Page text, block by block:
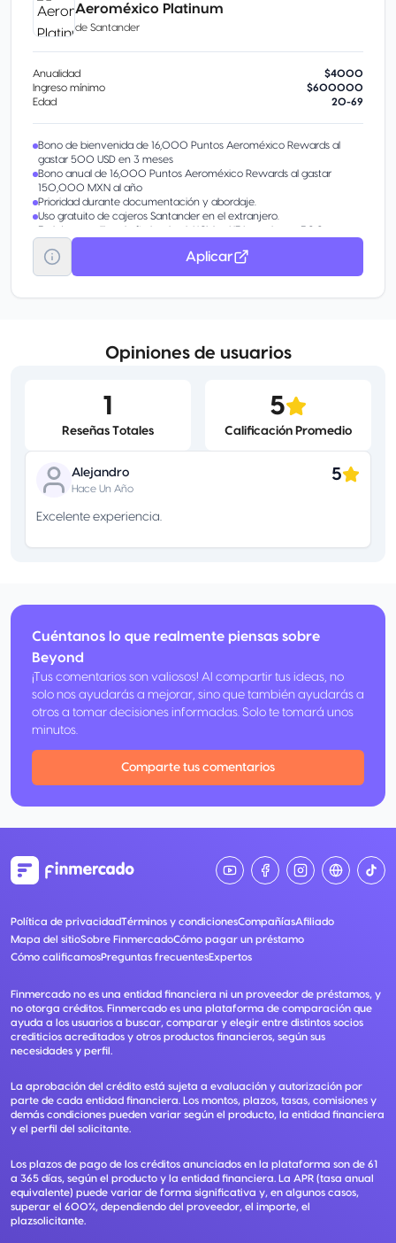
Aeroméxico Platinum
de Santander
Anualidad
$4000
Ingreso mínimo
$600000
Edad
20-69
Bono de bienvenida de 16,000 Puntos Aeroméxico Rewards al
gastar 500 USD en 3 meses
Bono anual de 16,000 Puntos Aeroméxico Rewards al gastar
150,000 MXN al año
Prioridad durante documentación y abordaje.
Uso gratuito de cajeros Santander en el extranjero.
3 viajes sencillos al año hacia el AICM o AIFA con hasta 300 pesos
de cortesía por trayecto. Resérvalo llamando a Concierge for
Platinum al 55 9063 3565
Aplicar
Opiniones de usuarios
1
Reseñas Totales
5
Calificación Promedio
Alejandro
Hace Un Año
5
Excelente experiencia.
Cuéntanos lo que realmente piensas sobre
Beyond
¡Tus comentarios son valiosos! Al compartir tus ideas, no
solo nos ayudarás a mejorar, sino que también ayudarás a
otros a tomar decisiones informadas. Solo te tomará unos
minutos.
Comparte tus comentarios
Política de privacidadTérminos y condicionesCompañíasAfiliado
Mapa del sitioSobre FinmercadoCómo pagar un préstamo
Cómo calificamosPreguntas frecuentesExpertos
Finmercado no es una entidad financiera ni un proveedor de préstamos, y
no otorga créditos. Finmercado es una plataforma de comparación que
ayuda a los usuarios a buscar, comparar y elegir entre distintos socios
crediticios acreditados y otros productos financieros, según sus
necesidades y perfil.
La aprobación del crédito está sujeta a evaluación y autorización por
parte de cada entidad financiera. Los montos, plazos, tasas, comisiones y
demás condiciones pueden variar según el producto, la entidad financiera
y el perfil del solicitante.
Los plazos de pago de los créditos anunciados en la plataforma son de 61
a 365 días, según el producto y la entidad financiera. La APR (tasa anual
equivalente) puede variar de forma significativa y, en algunos casos,
superar el 600%, dependiendo del proveedor, el importe, el
plazsolicitante.